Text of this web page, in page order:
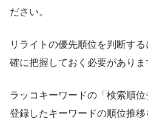
ださい。
リライトの優先順位を判断す
確に把握しておく必要がありま
ラッコキーワードの「検索順位
登録したキーワードの順位推移